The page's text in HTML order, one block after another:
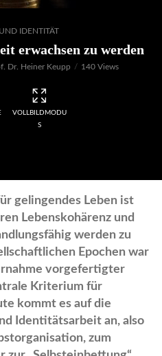
IDENTITÄT
erwachsen zu werden
Dr. Heiner Keupp 140 Views
VOLLBILDMODU
S
gelingendes Leben ist
Lebenskohärenz und
werden zu
Epochen war
vorgefertigter
Kriterium für
kommt es auf die
Identitätsarbeit an, also
zum